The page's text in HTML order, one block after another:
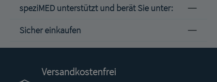
speziMED unterstützt und berät Sie unter:
Sicher einkaufen
Versandkostenfrei